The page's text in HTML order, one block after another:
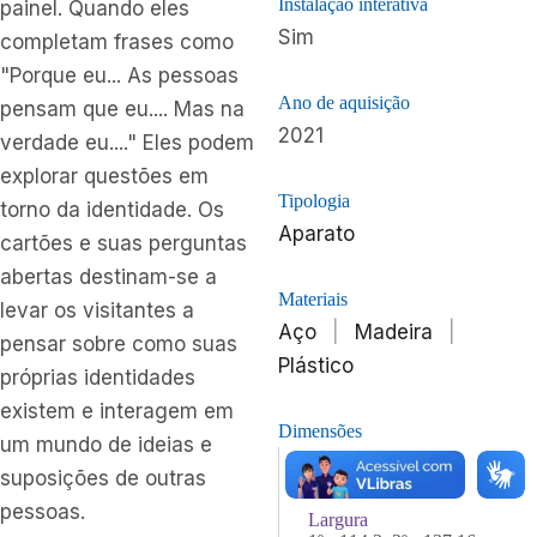
painel. Quando eles
completam frases como
"Porque eu... As pessoas
pensam que eu.... Mas na
verdade eu...." Eles podem
explorar questões em
torno da identidade. Os
cartões e suas perguntas
abertas destinam-se a
levar os visitantes a
pensar sobre como suas
próprias identidades
existem e interagem em
um mundo de ideias e
suposições de outras
pessoas.
Sim
Ano de aquisição
2021
Tipologia
Aparato
Materiais
Aço Madeira
Plástico
Dimensões
Comprimento
1º - 152,4. 2º 259,08
Largura